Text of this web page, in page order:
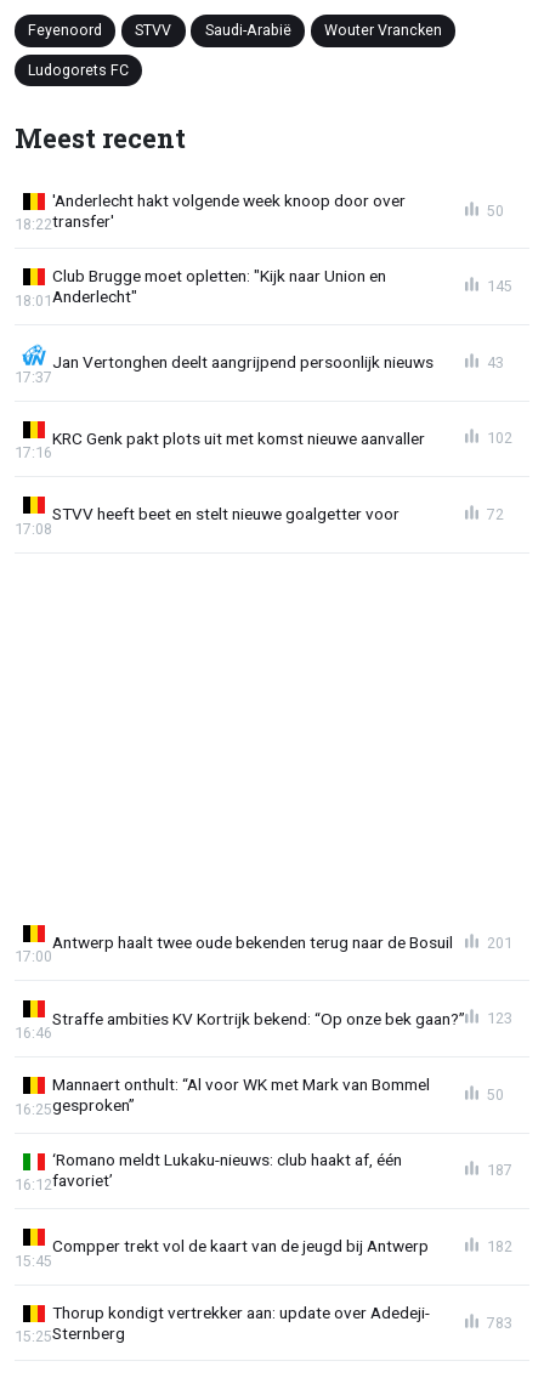
Feyenoord STVV Saudi-Arabië Wouter Vrancken
Ludogorets FC
Meest recent
'Anderlecht hakt volgende week knoop door over
transfer'
18:22
50
Club Brugge moet opletten: "Kijk naar Union en
Anderlecht"
18:01
145
Jan Vertonghen deelt aangrijpend persoonlijk nieuws
17:37
43
KRC Genk pakt plots uit met komst nieuwe aanvaller
17:16
102
STVV heeft beet en stelt nieuwe goalgetter voor
17:08
72
Antwerp haalt twee oude bekenden terug naar de Bosuil
17:00
201
Straffe ambities KV Kortrijk bekend: “Op onze bek gaan?”
16:46
123
Mannaert onthult: “Al voor WK met Mark van Bommel
gesproken”
16:25
50
‘Romano meldt Lukaku-nieuws: club haakt af, één
favoriet’
16:12
187
Compper trekt vol de kaart van de jeugd bij Antwerp
15:45
182
Thorup kondigt vertrekker aan: update over Adedeji-
Sternberg
15:25
783